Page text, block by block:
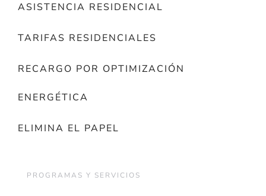
ASISTENCIA RESIDENCIAL
TARIFAS RESIDENCIALES
RECARGO POR OPTIMIZACIÓN
ENERGÉTICA
ELIMINA EL PAPEL
PROGRAMAS Y SERVICIOS